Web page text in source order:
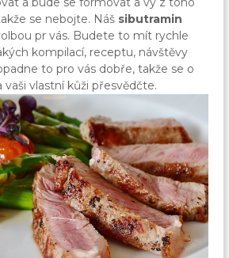
se nebojte. Náš sibutramin
pr vás. Budete to mít rychle
kompilací, receptu, návštěvy
to pro vás dobře, takže se o
vlastní kůži přesvědčte.